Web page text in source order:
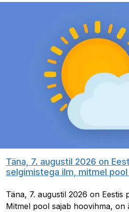
Täna, 7. augustil 2026 on
selgimistega ilm, mitmel
Täna, 7. augustil 2026 on Eestis
Mitmel pool sajab hoovihma, on